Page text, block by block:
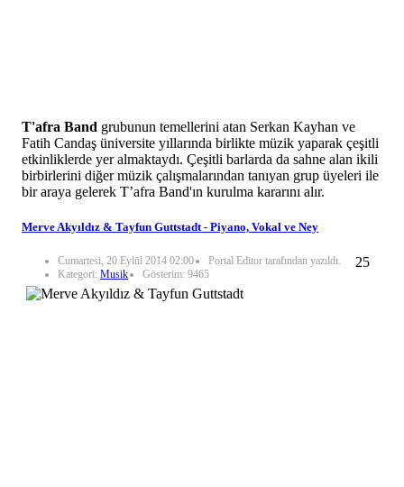
T'afra Band grubunun temellerini atan Serkan Kayhan ve
Fatih Candaş üniversite yıllarında birlikte müzik yaparak çeşitli
etkinliklerde yer almaktaydı. Çeşitli barlarda da sahne alan ikili
birbirlerini diğer müzik çalışmalarından tanıyan grup üyeleri ile
bir araya gelerek T’afra Band'ın kurulma kararını alır.
Merve Akyıldız & Tayfun Guttstadt - Piyano, Vokal ve Ney
Cumartesi, 20 Eylül 2014 02:00
Portal Editor tarafından yazıldı.
Kategori: Musik Gösterim: 9465
25